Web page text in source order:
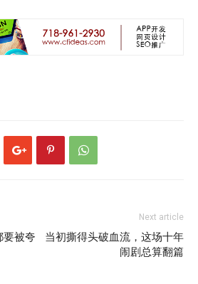
要被夸
Next article
当初撕得头破血流，这场十年
闹剧总算翻篇